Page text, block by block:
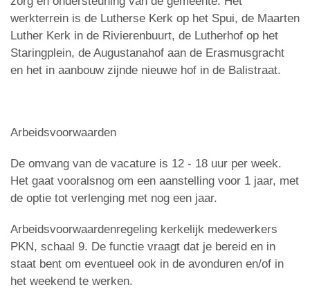
werkterrein is de Lutherse Kerk op het Spui, de Maarten
Luther Kerk in de Rivierenbuurt, de Lutherhof op het
Staringplein, de Augustanahof aan de Erasmusgracht
en het in aanbouw zijnde nieuwe hof in de Balistraat.
Arbeidsvoorwaarden
De omvang van de vacature is 12 - 18 uur per week.
Het gaat vooralsnog om een aanstelling voor 1 jaar, met
de optie tot verlenging met nog een jaar.
Arbeidsvoorwaardenregeling kerkelijk medewerkers
PKN, schaal 9. De functie vraagt dat je bereid en in
staat bent om eventueel ook in de avonduren en/of in
het weekend te werken.